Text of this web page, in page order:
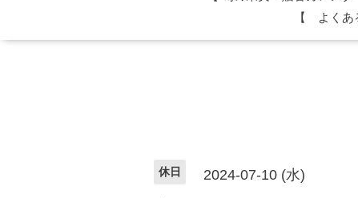
【 よくあ
休日 2024-07-10 (水)